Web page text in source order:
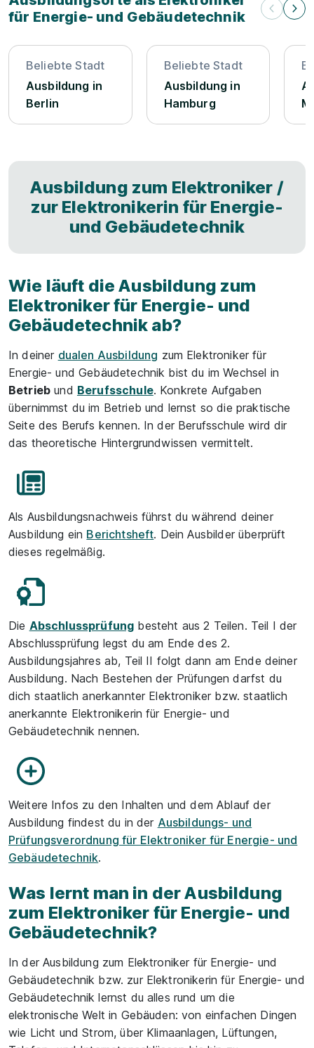
für Energie- und Gebäudetechnik
Beliebte Stadt
Ausbildung in
Berlin
Beliebte Stadt
Ausbildung in
Hamburg
Ausbildung zum Elektroniker /
zur Elektronikerin für Energie-
und Gebäudetechnik
Wie läuft die Ausbildung zum
Elektroniker für Energie- und
Gebäudetechnik ab?
In deiner dualen Ausbildung zum Elektroniker für
Energie- und Gebäudetechnik bist du im Wechsel in
Betrieb und Berufsschule. Konkrete Aufgaben
übernimmst du im Betrieb und lernst so die praktische
Seite des Berufs kennen. In der Berufsschule wird dir
das theoretische Hintergrundwissen vermittelt.
Als Ausbildungsnachweis führst du während deiner
Ausbildung ein Berichtsheft. Dein Ausbilder überprüft
dieses regelmäßig.
Die Abschlussprüfung besteht aus 2 Teilen. Teil I der
Abschlussprüfung legst du am Ende des 2.
Ausbildungsjahres ab, Teil II folgt dann am Ende deiner
Ausbildung. Nach Bestehen der Prüfungen darfst du
dich staatlich anerkannter Elektroniker bzw. staatlich
anerkannte Elektronikerin für Energie- und
Gebäudetechnik nennen.
Weitere Infos zu den Inhalten und dem Ablauf der
Ausbildung findest du in der Ausbildungs- und
Prüfungsverordnung für Elektroniker für Energie- und
Gebäudetechnik.
Was lernt man in der Ausbildung
zum Elektroniker für Energie- und
Gebäudetechnik?
In der Ausbildung zum Elektroniker für Energie- und
Gebäudetechnik bzw. zur Elektronikerin für Energie- und
Gebäudetechnik lernst du alles rund um die
elektronische Welt in Gebäuden: von einfachen Dingen
wie Licht und Strom, über Klimaanlagen, Lüftungen,